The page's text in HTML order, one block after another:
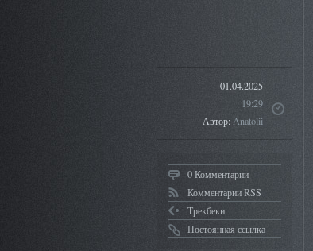
01.04.2025
19:29
Автор:Anatolii
0 Комментарии
Комментарии RSS
Трекбеки
Постоянная ссылка